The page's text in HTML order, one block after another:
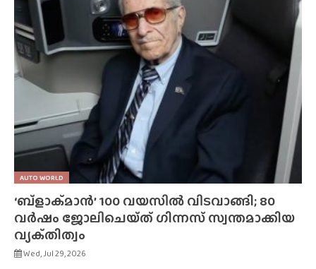
AUTO WORLD
‘ബ്‌ളാക്‌മാൻ’ 100 വയസിൽ വിടവാങ്ങി; 80
വർഷം ജോലിചെയ്‌ത്‌ ഗിന്നസ് സ്വന്തമാക്കിയ
വ്യക്‌തിത്വം
Wed, Jul 29, 2026